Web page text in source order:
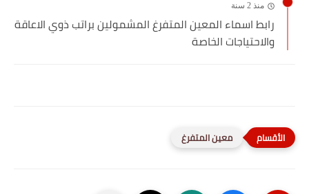
منذ 2 سنة
رابط اسماء المعين المتفرغ المشمولين براتب ذوي الاعاقة
والاحتياجات الخاصة
معين المتفرغ